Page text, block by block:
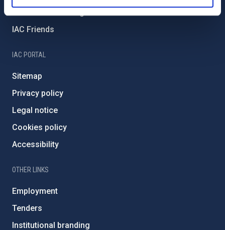
IAC Friends
IAC PORTAL
Sitemap
Privacy policy
Legal notice
Cookies policy
Accessibility
OTHER LINKS
Employment
Tenders
Institutional branding